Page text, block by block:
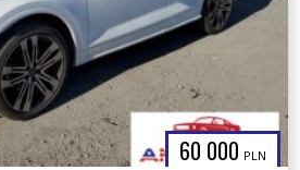
60 000 PLN